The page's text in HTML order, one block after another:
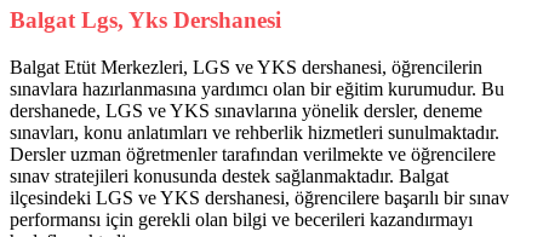
Balgat Lgs, Yks Dershanesi
Balgat Etüt Merkezleri, LGS ve YKS dershanesi, öğrencilerin
sınavlara hazırlanmasına yardımcı olan bir eğitim kurumudur. Bu
dershanede, LGS ve YKS sınavlarına yönelik dersler, deneme
sınavları, konu anlatımları ve rehberlik hizmetleri sunulmaktadır.
Dersler uzman öğretmenler tarafından verilmekte ve öğrencilere
sınav stratejileri konusunda destek sağlanmaktadır. Balgat
ilçesindeki LGS ve YKS dershanesi, öğrencilere başarılı bir sınav
performansı için gerekli olan bilgi ve becerileri kazandırmayı